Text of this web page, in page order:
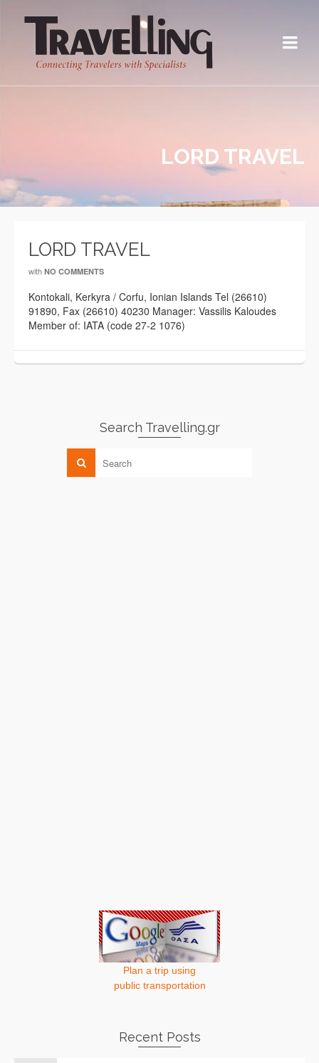
LORD TRAVEL
LORD TRAVEL
with NO COMMENTS
Kontokali, Kerkyra / Corfu, Ionian Islands Tel (26610)
91890, Fax (26610) 40230 Manager: Vassilis Kaloudes
Member of: IATA (code 27-2 1076)
Search Travelling.gr
Plan a trip using
public transportation
Recent Posts